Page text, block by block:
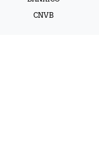
CNVB